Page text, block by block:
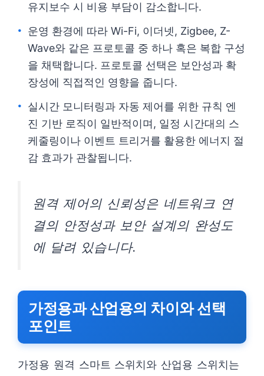
유지보수 시 비용 부담이 감소합니다.
운영 환경에 따라 Wi-Fi, 이더넷, Zigbee, Z-
Wave와 같은 프로토콜 중 하나 혹은 복합 구성
을 채택합니다. 프로토콜 선택은 보안성과 확
장성에 직접적인 영향을 줍니다.
실시간 모니터링과 자동 제어를 위한 규칙 엔
진 기반 로직이 일반적이며, 일정 시간대의 스
케줄링이나 이벤트 트리거를 활용한 에너지 절
감 효과가 관찰됩니다.
원격 제어의 신뢰성은 네트워크 연
결의 안정성과 보안 설계의 완성도
에 달려 있습니다.
가정용과 산업용의 차이와 선택
포인트
가정용 원격 스마트 스위치와 산업용 스위치는